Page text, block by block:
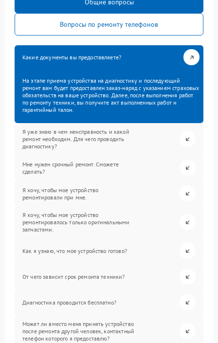
Общие вопросы
Вопросы по ремонту телефонов
Какие документы вы предоставляете?
На этапе приема устройства на диагностику и последующий
ремонт вам будет предоставлен заказ-наряд с указанием страховых
обязательств на ваше устройство. Далее, после выполнения работ
по ремонту техники, вы получите акт выполненных работ и
гарантийный талон.
Я уже знаю в чем неисправность и какой
ремонт необходим. Для чего проводить
диагностику?
Мне нужен срочный ремонт. Сможете
сделать?
Я хочу, чтобы мое устройство
ремонтировали при мне.
Я хочу, чтобы мое устройство
ремонтировалось только оригинальными
запчастями.
Как я узнаю, что мое устройство готово?
От чего зависит срок ремонта техники?
Диагностика проводится бесплатно?
Может ли вместо меня принять устройство
после ремонта другой человек, контактный
телефон которого я предоставлю?